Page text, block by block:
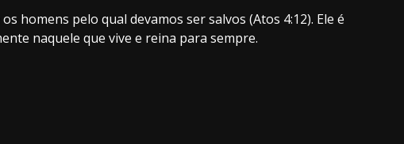
homens pelo qual devamos ser salvos (Atos 4:12). Ele é
naquele que vive e reina para sempre.